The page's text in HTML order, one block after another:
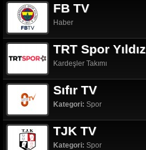
FB TV
Haber
TRT Spor Yıldız
Kardeşler Takımı
Sıfır TV
Kategori: Spor
TJK TV
Kategori: Spor